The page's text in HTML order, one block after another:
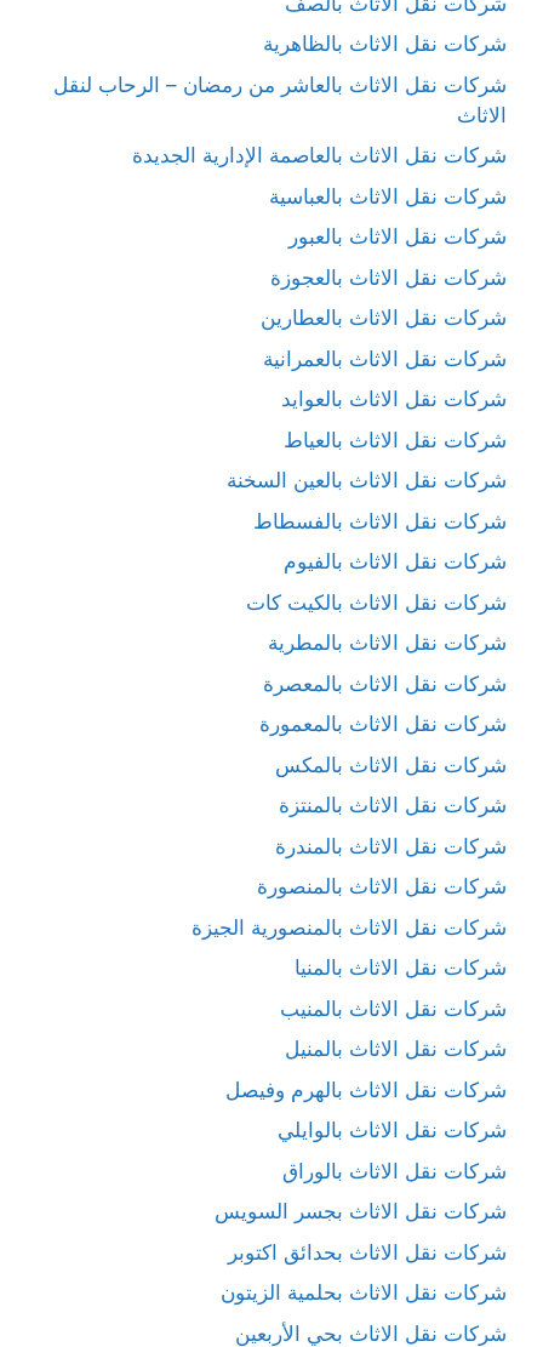
شركات نقل الاثاث بالظاهرية
شركات نقل الاثاث بالعاشر من رمضان – الرحاب لنقل
الاثاث
شركات نقل الاثاث بالعاصمة الإدارية الجديدة
شركات نقل الاثاث بالعباسية
شركات نقل الاثاث بالعبور
شركات نقل الاثاث بالعجوزة
شركات نقل الاثاث بالعطارين
شركات نقل الاثاث بالعمرانية
شركات نقل الاثاث بالعوايد
شركات نقل الاثاث بالعياط
شركات نقل الاثاث بالعين السخنة
شركات نقل الاثاث بالفسطاط
شركات نقل الاثاث بالفيوم
شركات نقل الاثاث بالكيت كات
شركات نقل الاثاث بالمطرية
شركات نقل الاثاث بالمعصرة
شركات نقل الاثاث بالمعمورة
شركات نقل الاثاث بالمكس
شركات نقل الاثاث بالمنتزة
شركات نقل الاثاث بالمندرة
شركات نقل الاثاث بالمنصورة
شركات نقل الاثاث بالمنصورية الجيزة
شركات نقل الاثاث بالمنيا
شركات نقل الاثاث بالمنيب
شركات نقل الاثاث بالمنيل
شركات نقل الاثاث بالهرم وفيصل
شركات نقل الاثاث بالوايلي
شركات نقل الاثاث بالوراق
شركات نقل الاثاث بجسر السويس
شركات نقل الاثاث بحدائق اكتوبر
شركات نقل الاثاث بحلمية الزيتون
شركات نقل الاثاث بحي الأربعين